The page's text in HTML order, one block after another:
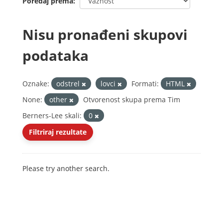
Nisu pronađeni skupovi
podataka
Oznake: odstrel lovci Formati:
HTML
None:
other
Otvorenost skupa prema Tim
Berners-Lee skali:
0
Filtriraj rezultate
Please try another search.